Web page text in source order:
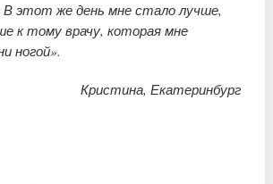
В этот же день мне стало лучше,
к тому врачу, которая мне
ногой».
Кристина, Екатеринбург